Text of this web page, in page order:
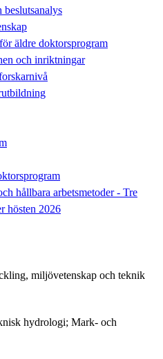
beslutsanalys
äldre doktorsprogram
och inriktningar
hållbara arbetsmetoder - Tre
hösten 2026
miljövetenskap och teknik
hydrologi; Mark- och